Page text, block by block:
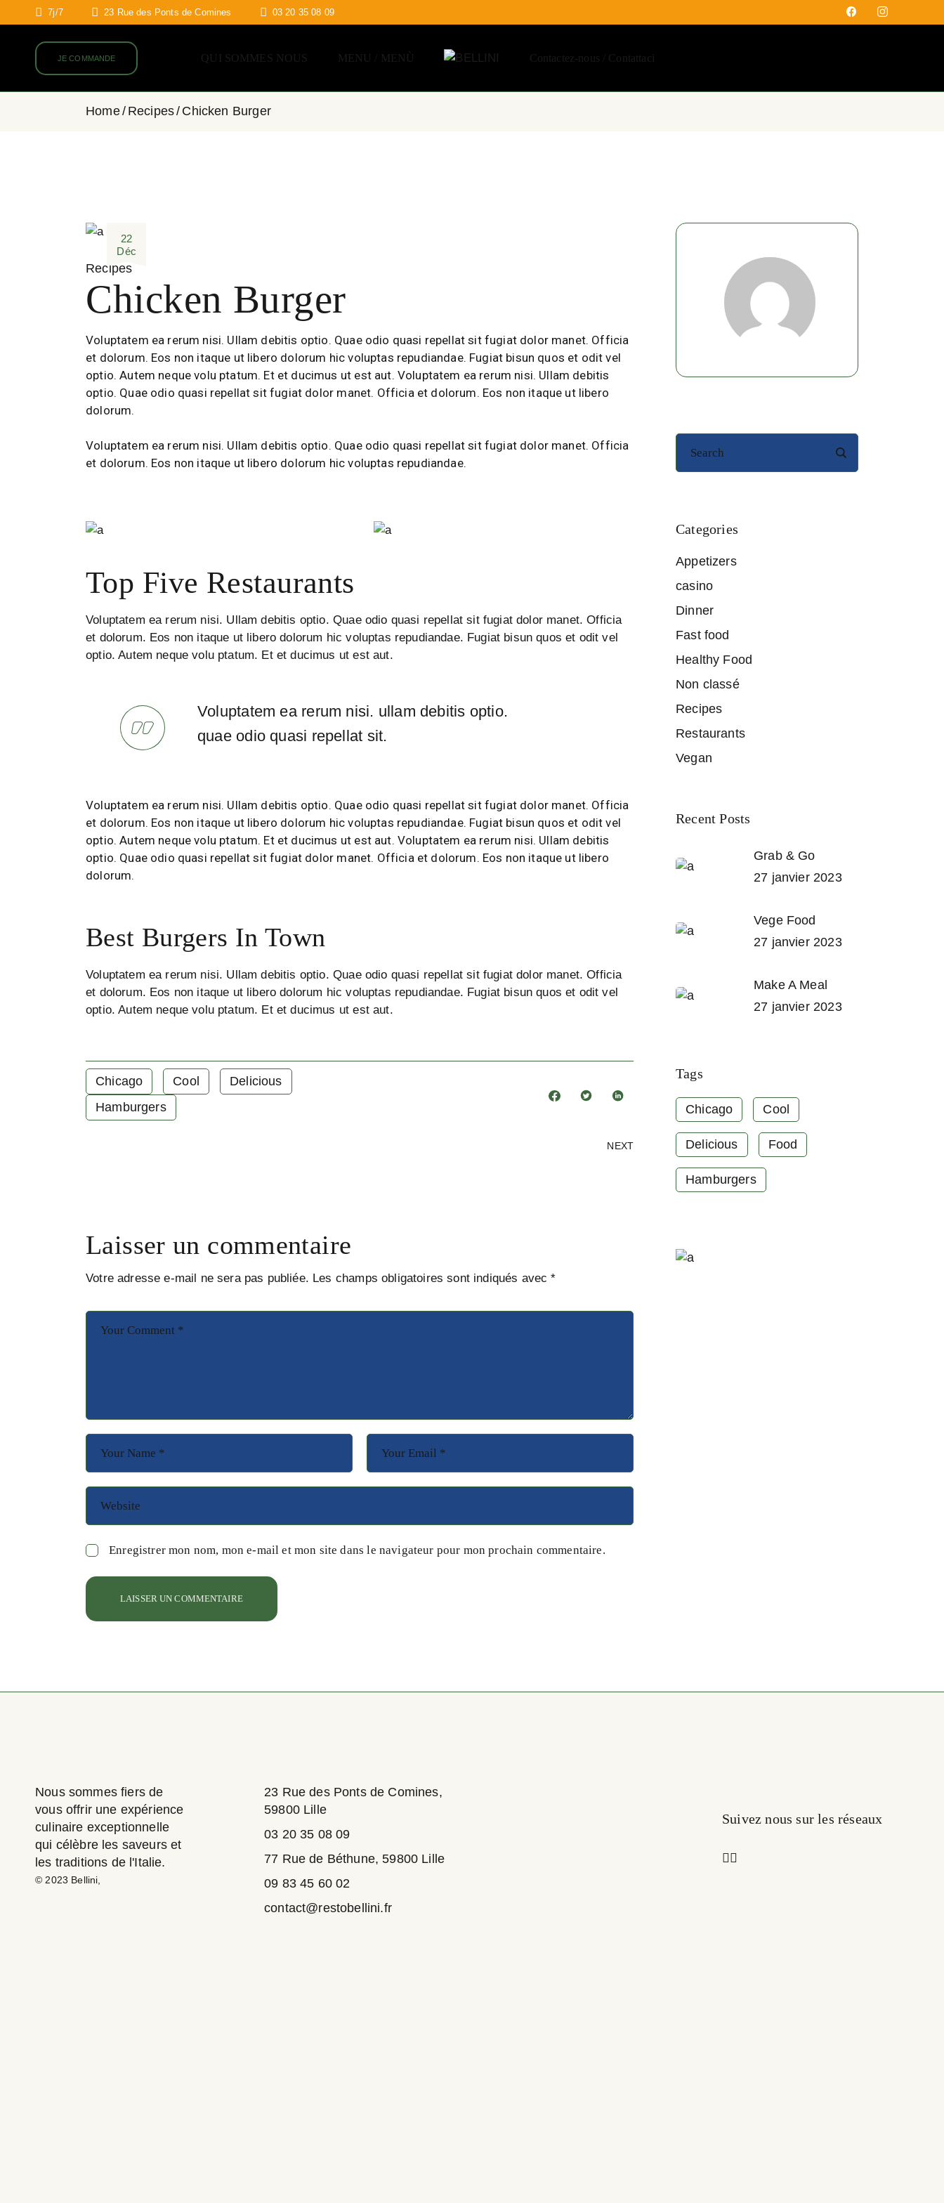
7j/7 23 Rue des Ponts de Comines 03 20 35 08 09
JE COMMANDE QUI SOMMES NOUS MENU / MENÙ Contactez-nous / Contattaci
Home Recipes Chicken Burger
22
Déc
Recipes
Chicken Burger
Voluptatem ea rerum nisi. Ullam debitis optio. Quae odio quasi repellat sit fugiat dolor manet. Officia
et dolorum. Eos non itaque ut libero dolorum hic voluptas repudiandae. Fugiat bisun quos et odit vel
optio. Autem neque volu ptatum. Et et ducimus ut est aut. Voluptatem ea rerum nisi. Ullam debitis
optio. Quae odio quasi repellat sit fugiat dolor manet. Officia et dolorum. Eos non itaque ut libero
dolorum.
Voluptatem ea rerum nisi. Ullam debitis optio. Quae odio quasi repellat sit fugiat dolor manet. Officia
et dolorum. Eos non itaque ut libero dolorum hic voluptas repudiandae.
Top Five Restaurants
Voluptatem ea rerum nisi. Ullam debitis optio. Quae odio quasi repellat sit fugiat dolor manet. Officia
et dolorum. Eos non itaque ut libero dolorum hic voluptas repudiandae. Fugiat bisun quos et odit vel
optio. Autem neque volu ptatum. Et et ducimus ut est aut.
Voluptatem ea rerum nisi. ullam debitis optio.
quae odio quasi repellat sit.
Voluptatem ea rerum nisi. Ullam debitis optio. Quae odio quasi repellat sit fugiat dolor manet. Officia
et dolorum. Eos non itaque ut libero dolorum hic voluptas repudiandae. Fugiat bisun quos et odit vel
optio. Autem neque volu ptatum. Et et ducimus ut est aut. Voluptatem ea rerum nisi. Ullam debitis
optio. Quae odio quasi repellat sit fugiat dolor manet. Officia et dolorum. Eos non itaque ut libero
dolorum.
Best Burgers In Town
Voluptatem ea rerum nisi. Ullam debitis optio. Quae odio quasi repellat sit fugiat dolor manet. Officia
et dolorum. Eos non itaque ut libero dolorum hic voluptas repudiandae. Fugiat bisun quos et odit vel
optio. Autem neque volu ptatum. Et et ducimus ut est aut.
Chicago Cool
Delicious
Hamburgers
NEXT
Laisser un commentaire
Votre adresse e-mail ne sera pas publiée. Les champs obligatoires sont indiqués avec*
Enregistrer mon nom, mon e-mail et mon site dans le navigateur pour mon prochain commentaire.
LAISSER UN COMMENTAIRE
Categories
Appetizers
casino
Dinner
Fast food
Healthy Food
Non classé
Recipes
Restaurants
Vegan
Recent Posts
Grab & Go
27 janvier 2023
Vege Food
27 janvier 2023
Make A Meal
27 janvier 2023
Tags
Chicago Cool
Delicious Food
Hamburgers
Nous sommes fiers de
vous offrir une expérience
culinaire exceptionnelle
qui célèbre les saveurs et
les traditions de l'Italie.
© 2023 Bellini
23 Rue des Ponts de Comines,
59800 Lille
03 20 35 08 09
77 Rue de Béthune, 59800 Lille
09 83 45 60 02
contact@restobellini.fr
Suivez nous sur les réseaux